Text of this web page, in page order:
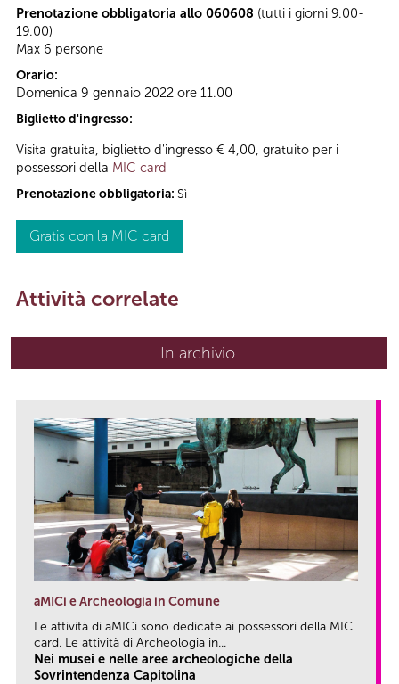
Prenotazione obbligatoria allo 060608 (tutti i giorni 9.00-
19.00)
Max 6 persone
Orario:
Domenica 9 gennaio 2022 ore 11.00
Biglietto d'ingresso:
Visita gratuita, biglietto d'ingresso € 4,00, gratuito per i
possessori della MIC card
Prenotazione obbligatoria: Sì
Gratis con la MIC card
Attività correlate
In archivio
aMICi e Archeologia in Comune
Le attività di aMICi sono dedicate ai possessori della MIC
card. Le attività di Archeologia in...
Nei musei e nelle aree archeologiche della
Sovrintendenza Capitolina